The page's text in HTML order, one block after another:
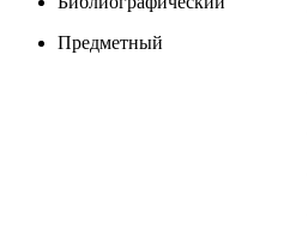
Предметный